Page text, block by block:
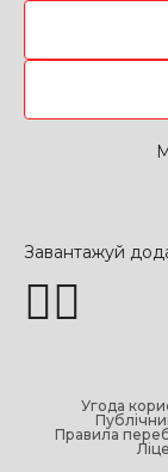
Завантажуй
Угода
Правила